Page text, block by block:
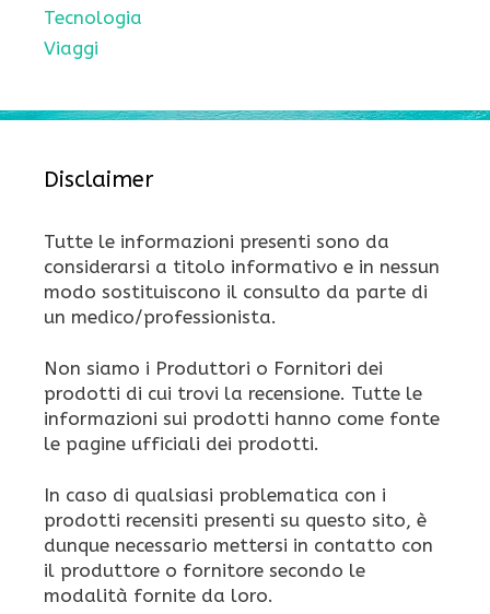
Tecnologia
Viaggi
Disclaimer
Tutte le informazioni presenti sono da
considerarsi a titolo informativo e in nessun
modo sostituiscono il consulto da parte di
un medico/professionista.
Non siamo i Produttori o Fornitori dei
prodotti di cui trovi la recensione. Tutte le
informazioni sui prodotti hanno come fonte
le pagine ufficiali dei prodotti.
In caso di qualsiasi problematica con i
prodotti recensiti presenti su questo sito, è
dunque necessario mettersi in contatto con
il produttore o fornitore secondo le
modalità fornite da loro.